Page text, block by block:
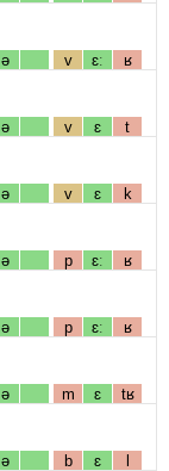
ə v ɛː ʁ
ə v ɛ t
ə v ɛ k
ə p ɛː ʁ
ə p ɛː ʁ
ə m ɛ tʁ
ə b ɛ l